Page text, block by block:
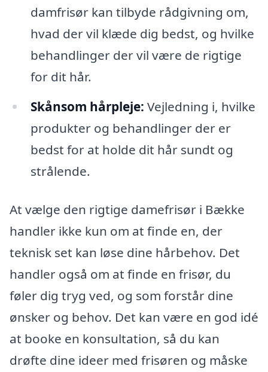
damfrisør kan tilbyde rådgivning om,
hvad der vil klæde dig bedst, og hvilke
behandlinger der vil være de rigtige
for dit hår.
Skånsom hårpleje: Vejledning i, hvilke
produkter og behandlinger der er
bedst for at holde dit hår sundt og
strålende.
At vælge den rigtige damefrisør i Bække
handler ikke kun om at finde en, der
teknisk set kan løse dine hårbehov. Det
handler også om at finde en frisør, du
føler dig tryg ved, og som forstår dine
ønsker og behov. Det kan være en god idé
at booke en konsultation, så du kan
drøfte dine ideer med frisøren og måske